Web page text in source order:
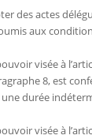
des actes
aux
visée à
8, est
durée
visée à